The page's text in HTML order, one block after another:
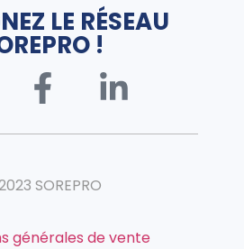
LE RÉSEAU
!
SOREPRO
générales de vente